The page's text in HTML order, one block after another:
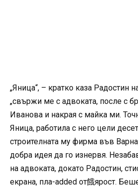
„Яница“, – кратко каза Радостин
„свържи ме с адвоката, после с
Иванова и накрая с майка ми.
Яница, работила с него цели
строителната му фирма във
добра идея да го изнервя.
на адвоката, докато Радостин,
екрана, пла-added от餓ярост.